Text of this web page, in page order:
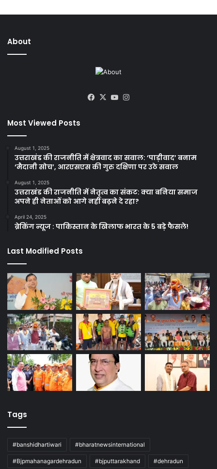
About
Facebook
X YouTube
Most Viewed Posts
August 1, 2025
उत्तराखंड की राजनीति में क्षेत्रवाद का सवाल: ‘पाड़ीवाद’ बनाम
‘मैदानी सोच’, आरएसएस की गुरु दक्षिणा पर उठे सवाल
August 1, 2025
उत्तराखंड की राजनीति में नेतृत्व का संकट: क्या बनिया समाज
अपने ही नेताओं को आगे नहीं बढ़ने दे रहा?
April 24, 2025
ब्रेकिंग न्यूज : पाकिस्तान के खिलाफ भारत के 5 बड़े फैसले!
Last Modified Posts
Tags
#banshidhartiwari #bharatnewsinternational
#Bjpmahanagardehradun #bjputtarakhand #dehradun